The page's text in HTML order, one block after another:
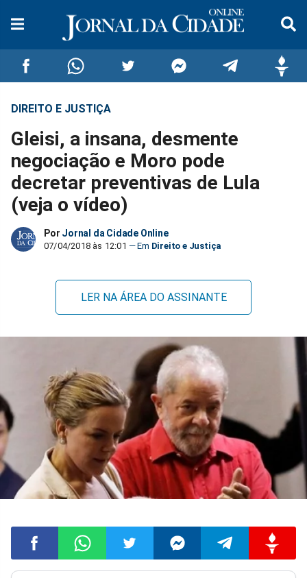
Compartilhar
no
Facebook
Compartilhar
no
Whatsapp
Compartilhar
no
Twitter
no
Messenger
no
Telegram
DIREITO E JUSTIÇA
Gleisi, a insana, desmente
negociação e Moro pode
decretar preventivas de Lula
(veja o vídeo)
Por Jornal da Cidade Online
07/04/2018 às 12:01 Direito e Justiça
LER NA ÁREA DO ASSINANTE